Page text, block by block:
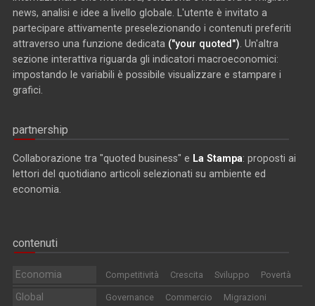
news, analisi e idee a livello globale. L'utente è invitato a
partecipare attivamente preselezionando i contenuti preferiti
attraverso una funzione dedicata ("your quoted") . Un'altra
sezione interattiva riguarda gli indicatori macroeconomici:
impostando le variabili è possibile visualizzare e stampare i
grafici.
partnership
Collaborazione tra "quoted business" e La Stampa: proposti ai
lettori del quotidiano articoli selezionati su ambiente ed
economia.
contenuti
Economia Competitività Crescita Sviluppo Povertà
Global Governance Commercio Migrazioni